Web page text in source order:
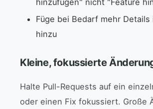
hinzufügen" nicht "Feature
Füge bei Bedarf mehr Details
hinzu
Kleine, fokussierte
Halte Pull-Requests auf ein
oder einen Fix fokussiert. Große